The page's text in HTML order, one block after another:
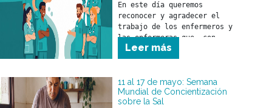
En este día queremos
reconocer y agradecer el
trabajo de los enfermeros y
las enfermeras que, con
responsabilidad, compromiso y
profesionalismo, brindan
beneficiarios.
A quienes forman parte de
Leer más
11 al 17 de mayo: Semana
Mundial de Concientización
sobre la Sal